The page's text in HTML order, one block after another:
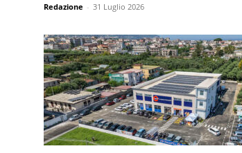
Redazione - 31 Luglio 2026